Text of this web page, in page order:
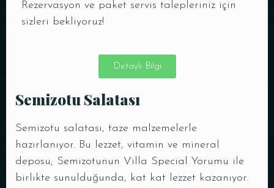
Rezervasyon ve paket servis talepleriniz için
sizleri bekliyoruz!
Detaylı Bilgi
Semizotu Salatası
Semizotu salatası, taze malzemelerle
hazırlanıyor. Bu lezzet, vitamin ve mineral
deposu; Semizotunun Villa Special Yorumu ile
birlikte sunulduğunda, kat kat lezzet kazanıyor.